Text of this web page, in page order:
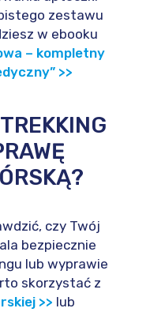
zestawu
w ebooku
– kompletny
>>
TREKKING
czy Twój
bezpiecznie
lub wyprawie
skorzystać z
>> lub